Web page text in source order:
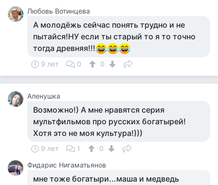
Любовь Вотинцева
А молодёжь сейчас понять трудно и не
пытайся!НУ если ты старый то я то точно
тогда древняя!!!
9 лет 0 0
Аленушка
Возможно!) А мне нравятся серия
мультфильмов про русских богатырей!
Хотя это не моя культура!)))
9 лет 1
0
Фидарис Нигаматьянов
мне тоже богатыри...маша и медведь